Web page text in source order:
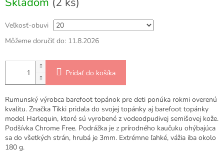
cena:
Veľkosť-obuvi
Môžeme doručiť do: 11.8.2026
Pridať do košíka
Rumunský výrobca barefoot topánok pre deti ponúka rokmi overenú
kvalitu. Značka Tikki pridala do svojej topánky aj barefoot topánky
model Harlequin, ktoré sú vyrobené z vodeodpudivej semišovej kože.
Podšívka Chrome Free. Podrážka je z prírodného kaučuku ohýbajúca
sa do všetkých strán, hrubá je 3mm. Extrémne ľahké, vážia iba okolo
180 g.